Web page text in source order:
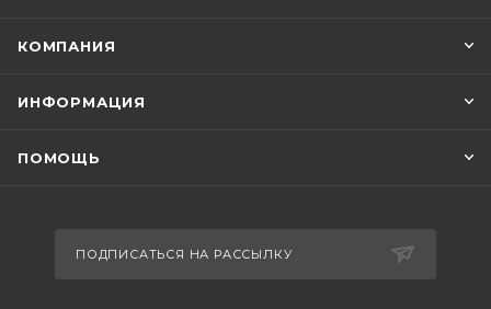
КОМПАНИЯ
ИНФОРМАЦИЯ
ПОМОЩЬ
ПОДПИСАТЬСЯ НА РАССЫЛКУ